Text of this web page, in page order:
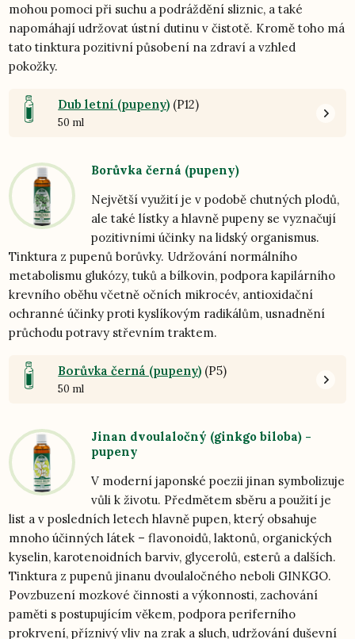
mohou pomoci při suchu a podráždění sliznic, a také
napomáhají udržovat ústní dutinu v čistotě. Kromě toho má
tato tinktura pozitivní působení na zdraví a vzhled
pokožky.
Dub letní (pupeny) (P12)
50 ml
Borůvka černá (pupeny)
Největší využití je v podobě chutných plodů,
ale také lístky a hlavně pupeny se vyznačují
pozitivními účinky na lidský organismus.
Tinktura z pupenů borůvky. Udržování normálního
metabolismu glukózy, tuků a bílkovin, podpora kapilárního
krevního oběhu včetně očních mikrocév, antioxidační
ochranné účinky proti kyslíkovým radikálům, usnadnění
průchodu potravy střevním traktem.
Borůvka černá (pupeny) (P5)
50 ml
Jinan dvoulaločný (ginkgo biloba) -
pupeny
V moderní japonské poezii jinan symbolizuje
vůli k životu. Předmětem sběru a použití je
list a v posledních letech hlavně pupen, který obsahuje
mnoho účinných látek – flavonoidů, laktonů, organických
kyselin, karotenoidních barviv, glycerolů, esterů a dalších.
Tinktura z pupenů jinanu dvoulaločného neboli GINKGO.
Povzbuzení mozkové činnosti a výkonnosti, zachování
paměti s postupujícím věkem, podpora periferního
prokrvení, příznivý vliv na zrak a sluch, udržování duševní